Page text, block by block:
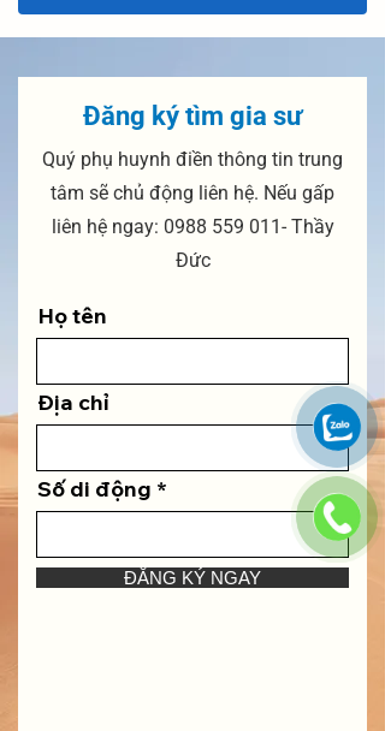
Đăng ký tìm gia sư
Quý phụ huynh điền thông tin trung
tâm sẽ chủ động liên hệ. Nếu gấp
liên hệ ngay: 0988 559 011- Thầy
Đức
Họ tên
Địa chỉ
Số di động
ĐĂNG KÝ NGAY